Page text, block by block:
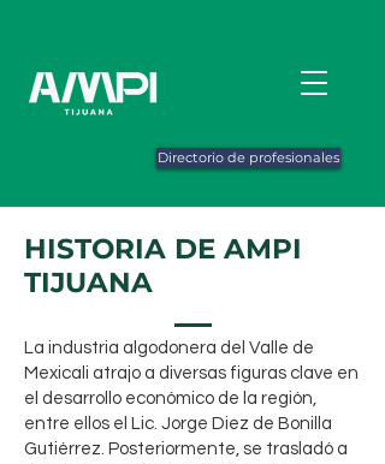
Directorio de profesionales
HISTORIA DE AMPI
TIJUANA
La industria algodonera del Valle de
Mexicali atrajo a diversas figuras clave en
el desarrollo económico de la región,
entre ellos el Lic. Jorge Diez de Bonilla
Gutiérrez. Posteriormente, se trasladó a